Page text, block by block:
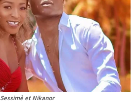
Sessimè et Nikanor